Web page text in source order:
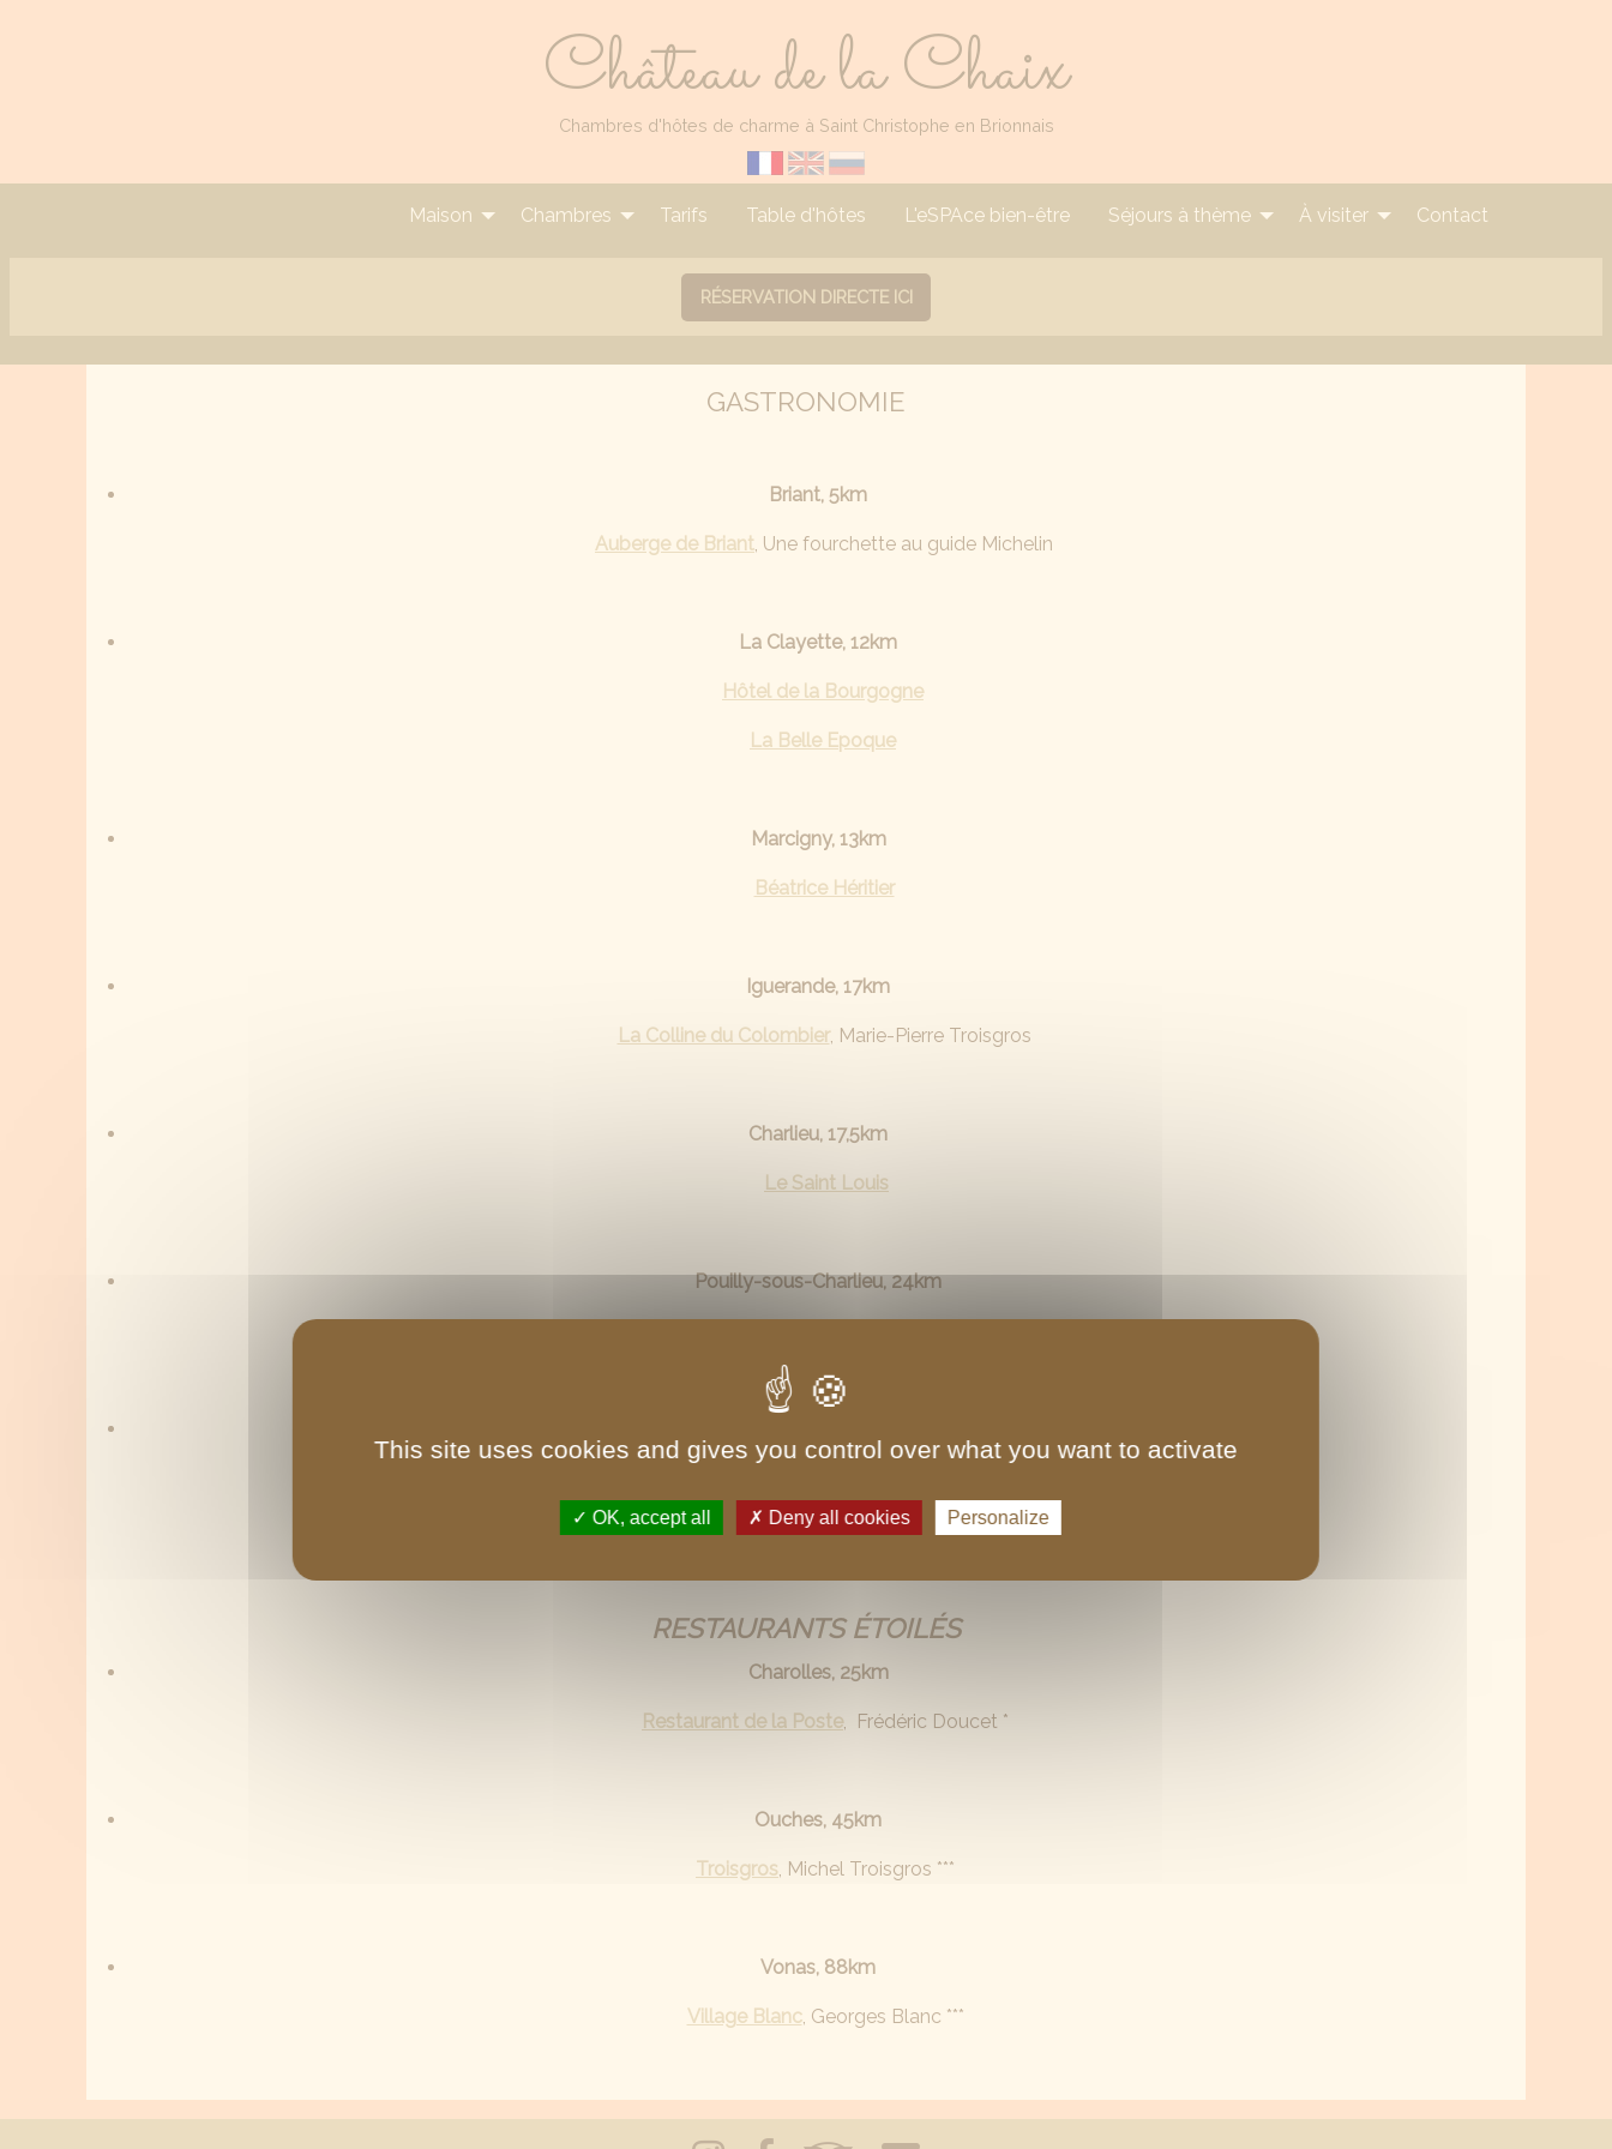
Château de la Chaix
Chambres d'hôtes de charme à Saint Christophe en Brionnais
Maison Chambres Tarifs Table d'hôtes L'eSPAce bien-être Séjours à thème À visiter Contact
RÉSERVATION DIRECTE ICI
GASTRONOMIE
Briant, 5km
Auberge de Briant , Une fourchette au guide Michelin
La Clayette, 12km
Hôtel de la Bourgogne
La Belle Epoque
Marcigny, 13km
Béatrice Héritier
Iguerande, 17km
La Colline du Colombier, Marie-Pierre Troisgros
Charlieu, 17,5km
Le Saint Louis
Pouilly-sous-Charlieu, 24km
RESTAURANTS ÉTOILÉS
Charolles, 25km
Restaurant de la Poste , Frédéric Doucet *
Ouches, 45km
Troisgros , Michel Troisgros ***
Vonas, 88km
Village Blanc, Georges Blanc ***
This site uses cookies and gives you control over what you want to activate
OK, accept all Deny all cookies Personalize